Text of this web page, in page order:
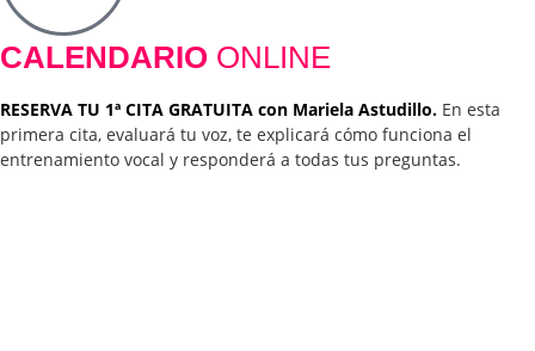
CALENDARIO ONLINE
RESERVA TU 1ª CITA GRATUITA con Mariela Astudillo. En esta
primera cita, evaluará tu voz, te explicará cómo funciona el
entrenamiento vocal y responderá a todas tus preguntas.